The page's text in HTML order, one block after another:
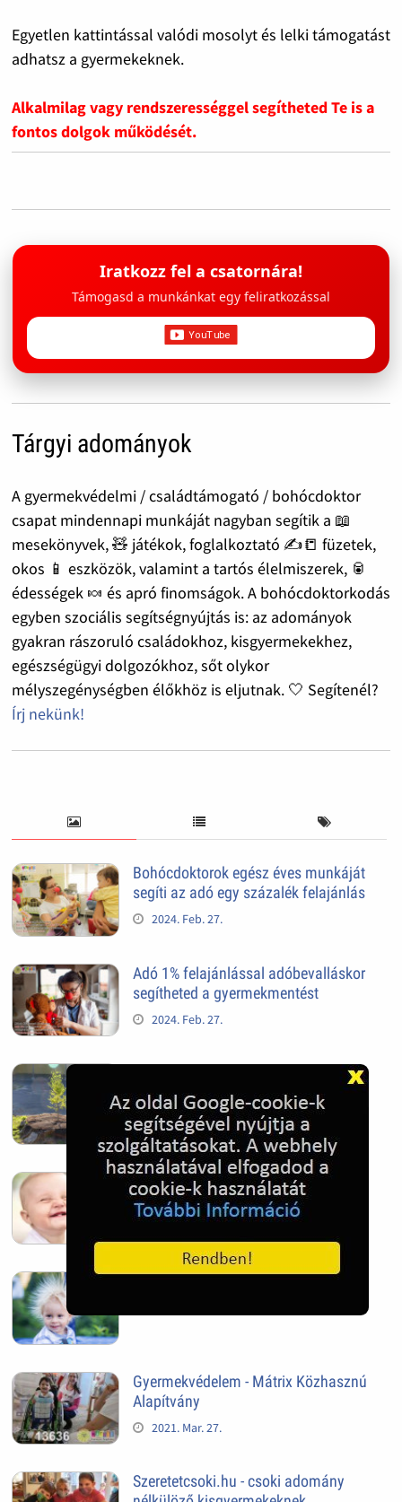
Egyetlen kattintással valódi mosolyt és lelki támogatást
adhatsz a gyermekeknek.
Alkalmilag vagy rendszerességgel segítheted Te is a
fontos dolgok működését.
Iratkozz fel a csatornára!
Támogasd a munkánkat egy feliratkozással
Tárgyi adományok
A gyermekvédelmi / családtámogató / bohócdoktor
csapat mindennapi munkáját nagyban segítik a 📖
mesekönyvek, 🧸 játékok, foglalkoztató ✍️📒 füzetek,
okos 📱 eszközök, valamint a tartós élelmiszerek, 🥫
édességek 🍬 és apró finomságok. A bohócdoktorkodás
egyben szociális segítségnyújtás is: az adományok
gyakran rászoruló családokhoz, kisgyermekekhez,
egészségügyi dolgozókhoz, sőt olykor
mélyszegénységben élőkhöz is eljutnak. 🤍 Segítenél?
Írj nekünk!
Bohócdoktorok egész éves munkáját
segíti az adó egy százalék felajánlás
2024. Feb. 27.
Adó 1% felajánlással adóbevalláskor
segítheted a gyermekmentést
2024. Feb. 27.
2022. Nov. 05.
Kis egészséges fogak
2022. Oct. 10.
Hajasbaba
Gyermekvédelem - Mátrix Közhasznú
Alapítvány
2021. Mar. 27.
Szeretetcsoki.hu - csoki adomány